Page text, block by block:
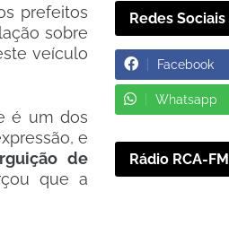
prefeitos
sobre
veículo
é um dos
e
de
que a
Redes Sociais
Facebook
Whatsapp
Rádio RCA-FM